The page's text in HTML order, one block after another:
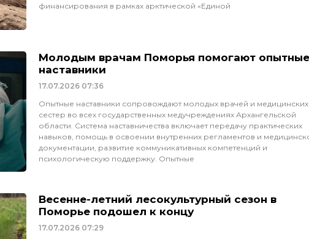
финансирования в рамках арктической «Единой
Молодым врачам Поморья помогают опытные
наставники
17.07.2026 07:36
Опытные наставники сопровождают молодых врачей и медицинских
сестер во всех государственных медучреждениях Архангельской
области. Система наставничества включает передачу практических
навыков, помощь в освоении внутренних регламентов и
документации, развитие коммуникативных компетенций и
психологическую поддержку. Опытные
Весенне-летний лесокультурный сезон в
Поморье подошел к концу
17.07.2026 07:29